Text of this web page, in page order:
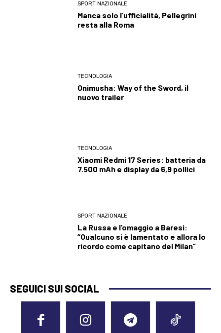
SPORT NAZIONALE
Manca solo l’ufficialità, Pellegrini
resta alla Roma
TECNOLOGIA
Onimusha: Way of the Sword, il
nuovo trailer
TECNOLOGIA
Xiaomi Redmi 17 Series: batteria da
7.500 mAh e display da 6,9 pollici
SPORT NAZIONALE
La Russa e l’omaggio a Baresi:
“Qualcuno si è lamentato e allora lo
ricordo come capitano del Milan”
SEGUICI SUI SOCIAL